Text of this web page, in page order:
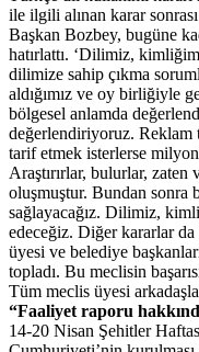
ile ilgili alınan karar
Başkan Bozbey, bugüne
hatırlattı. ‘Dilimiz,
dilimize sahip çıkma
aldığımız ve oy birliğiyle
bölgesel anlamda
değerlendiriyoruz. Reklam
tarif etmek isterlerse
Araştırırlar, bulurlar,
oluşmuştur. Bundan sonra
sağlayacağız. Dilimiz,
edeceğiz. Diğer kararlar
üyesi ve belediye
topladı. Bu meclisin
Tüm meclis üyesi
“Faaliyet raporu
14-20 Nisan Şehitler